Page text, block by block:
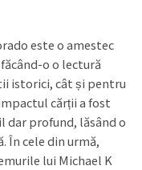
este o amestec
o o lectură
istorici, cât și pentru
cărții a fost
profund, lăsând o
În cele din urmă,
lui Michael K